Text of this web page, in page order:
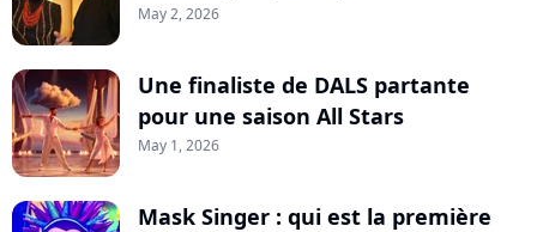
May 2, 2026
Une finaliste de DALS partante
pour une saison All Stars
May 1, 2026
Mask Singer : qui est la première